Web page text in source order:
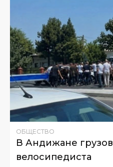
ОБЩЕСТВО
В Андижане
велосипедиста